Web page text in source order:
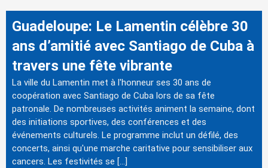
Guadeloupe: Le Lamentin célèbre 30
ans d’amitié avec Santiago de Cuba à
travers une fête vibrante
La ville du Lamentin met à l'honneur ses 30 ans de
coopération avec Santiago de Cuba lors de sa fête
patronale. De nombreuses activités animent la semaine, dont
des initiations sportives, des conférences et des
événements culturels. Le programme inclut un défilé, des
concerts, ainsi qu'une marche caritative pour sensibiliser aux
cancers. Les festivités se […]